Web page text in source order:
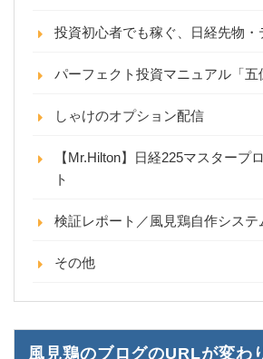
投資初心者でも稼ぐ、日経先物・
パーフェクト投資マニュアル「五
しゃけのオプション配信
【Mr.Hilton】日経225マスタープ
ト
検証レポート／風見鶏自作システ
その他
風見鶏のブログのURLが変わ